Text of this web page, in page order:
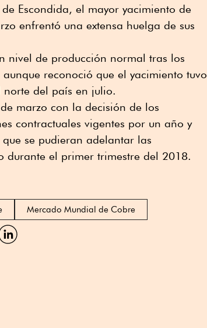
Escondida, el mayor yacimiento de
enfrentó una extensa huelga de sus
nivel de producción normal tras los
reconoció que el yacimiento tuvo
norte del país en julio.
marzo con la decisión de los
contractuales vigentes por un año y
se pudieran adelantar las
durante el primer trimestre del 2018.
Mercado Mundial de Cobre
Compartir